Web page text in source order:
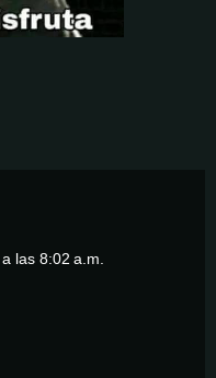
las 8:02 a.m.